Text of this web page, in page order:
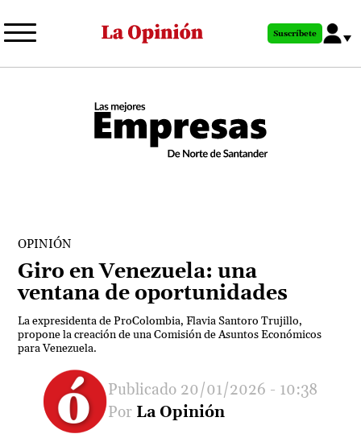
al
principal
Suscríbete
OPINIÓN
Giro en Venezuela: una
ventana de oportunidades
La expresidenta de ProColombia, Flavia Santoro Trujillo,
propone la creación de una Comisión de Asuntos Económicos
para Venezuela.
20/01/2026 - 10:38
La Opinión